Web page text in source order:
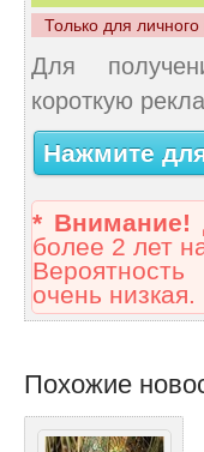
Только для
Для
короткую
Нажмите
* Внимание!
более 2 лет
очень низкая.
Похожие